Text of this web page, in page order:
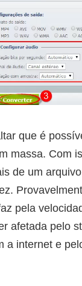
que é
massa. Com
de um
pela
afetada pelo
a internet e